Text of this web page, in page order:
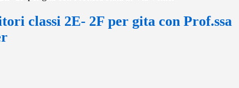
classi 2E- 2F per gita con Prof.ssa